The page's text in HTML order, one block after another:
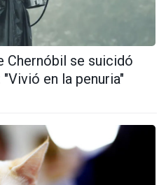
Chernóbil se suicidó
en la penuria"